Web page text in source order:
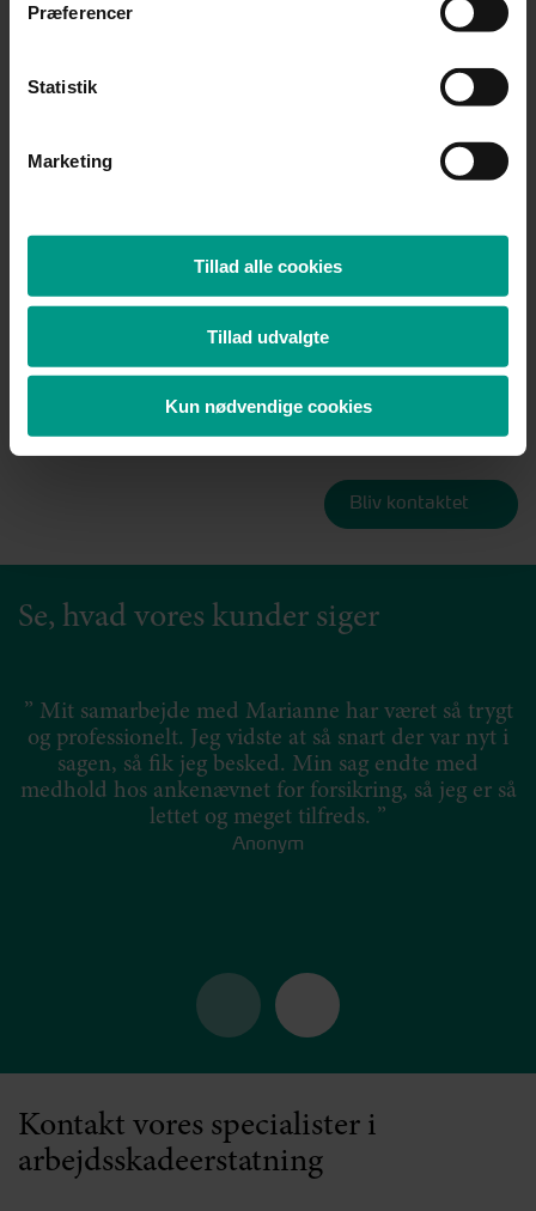
Præferencer
Statistik
Marketing
Tillad alle cookies
Tillad udvalgte
Kun nødvendige cookies
Se, hvordan vi behandler dine personoplysninger i
forbindelse med din henvendelse i vores
Se, hvad vores kunder siger
” Mit samarbejde med Marianne har været så trygt
og professionelt. Jeg vidste at så snart der var nyt i
sagen, så fik jeg besked. Min sag endte med
medhold hos ankenævnet for forsikring, så jeg er så
lettet og meget tilfreds. ”
Anonym
Kontakt vores specialister i
arbejdsskadeerstatning